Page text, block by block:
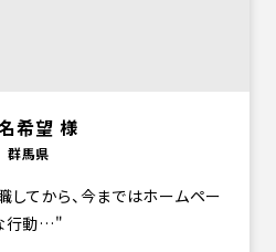
希望 様
群馬県
てから、今まではホームペー
行動…